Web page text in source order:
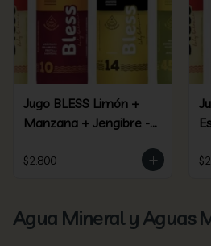
Jugo BLESS Limón +
Manzana + Jengibre -
$2.800
Agua Mineral y Aguas